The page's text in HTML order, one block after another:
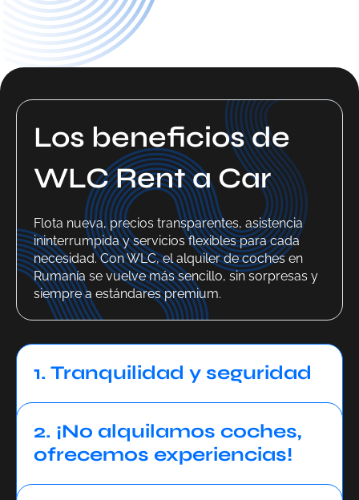
Los beneficios de
WLC Rent a Car
Flota nueva, precios transparentes, asistencia
ininterrumpida y servicios flexibles para cada
necesidad. Con WLC, el alquiler de coches en
Rumanía se vuelve más sencillo, sin sorpresas y
siempre a estándares premium.
1. Tranquilidad y seguridad
2. ¡No alquilamos coches,
ofrecemos experiencias!